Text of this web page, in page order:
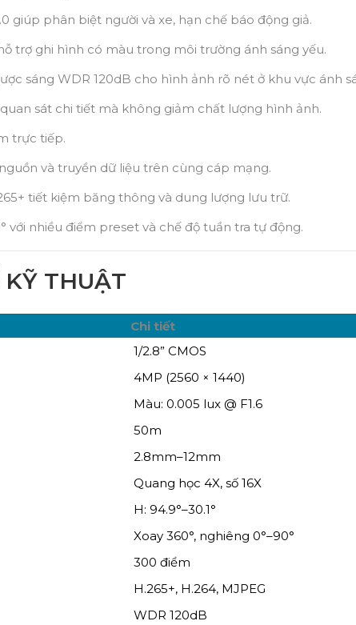
giúp phân biệt người và xe, hạn chế báo động giả.
trợ ghi hình có màu trong môi trường ánh sáng yếu.
sáng WDR 120dB cho hình ảnh rõ nét ở khu vực ánh
sát chi tiết mà không giảm chất lượng hình ảnh.
trực tiếp.
và truyền dữ liệu trên cùng cáp mạng.
tiết kiệm băng thông và dung lượng lưu trữ.
với nhiều điểm preset và chế độ tuần tra tự động.
THUẬT
Chi tiết
1/2.8” CMOS
4MP (2560 × 1440)
Màu: 0.005 lux @ F1.6
50m
2.8mm–12mm
Quang học 4X, số 16X
H: 94.9°–30.1°
Xoay 360°, nghiêng 0°–90°
300 điểm
H.265+, H.264, MJPEG
WDR 120dB